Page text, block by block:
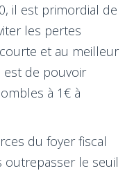
il est primordial de
les pertes
et au meilleur
de pouvoir
à 1€ à
du foyer fiscal
le seuil